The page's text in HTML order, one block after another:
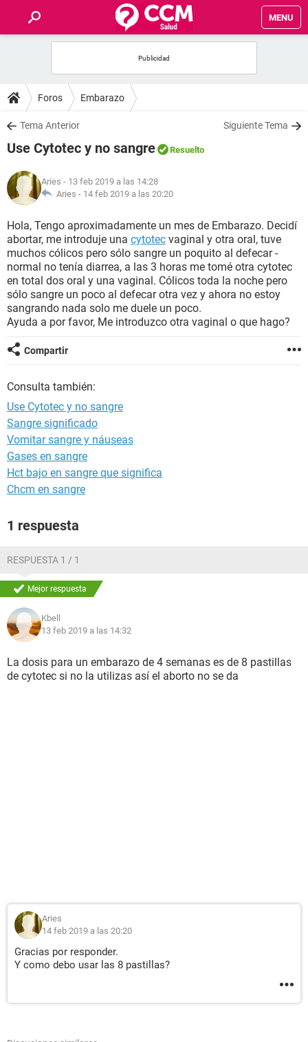
MENU
FOROS
SALUD
FAMILIA
NUTRICIÓN
BIENESTAR
SEXUALIDAD
GLOSARIO
Foros Embarazo
Tema Anterior Siguiente Tema
Use Cytotec y no sangre Resuelto
Aries - 13 feb 2019 a las 14:28
Aries - 14 feb 2019 a las 20:20
Hola, Tengo aproximadamente un mes de Embarazo. Decidí
abortar, me introduje una cytotec vaginal y otra oral, tuve
muchos cólicos pero sólo sangre un poquito al defecar -
normal no tenía diarrea, a las 3 horas me tomé otra cytotec
en total dos oral y una vaginal. Cólicos toda la noche pero
sólo sangre un poco al defecar otra vez y ahora no estoy
sangrando nada solo me duele un poco.
Ayuda a por favor, Me introduzco otra vaginal o que hago?
Compartir
Consulta también:
Use Cytotec y no sangre
Sangre significado
Vomitar sangre y náuseas
Gases en sangre
Hct bajo en sangre que significa
Chcm en sangre
1 respuesta
RESPUESTA 1 / 1
Mejor respuesta
Kbell
13 feb 2019 a las 14:32
La dosis para un embarazo de 4 semanas es de 8 pastillas
de cytotec si no la utilizas así el aborto no se da
Aries
14 feb 2019 a las 20:20
Gracias por responder.
Y como debo usar las 8 pastillas?